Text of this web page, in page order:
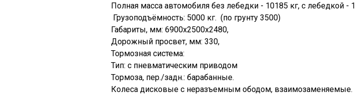
Полная масса автомобиля без лебедки - 10185 кг, с лебедкой -
Грузоподъёмность: 5000 кг. (по грунту 3500)
Габариты, мм: 6900х2500х2480,
Дорожный просвет, мм: 330,
Тормозная система:
Тип: с пневматическим приводом
Тормоза, пер./задн.: барабанные.
Колеса дисковые с неразъемным ободом,